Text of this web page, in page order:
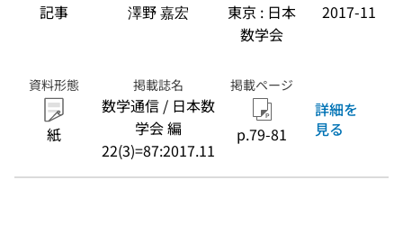
記事 澤野 嘉宏
東京 : 日本
数学会
2017-11
資料形態
紙
掲載誌名
数学通信 / 日本数
学会 編
22(3)=87:2017.11
掲載ページ
p.79-81
詳細を
見る